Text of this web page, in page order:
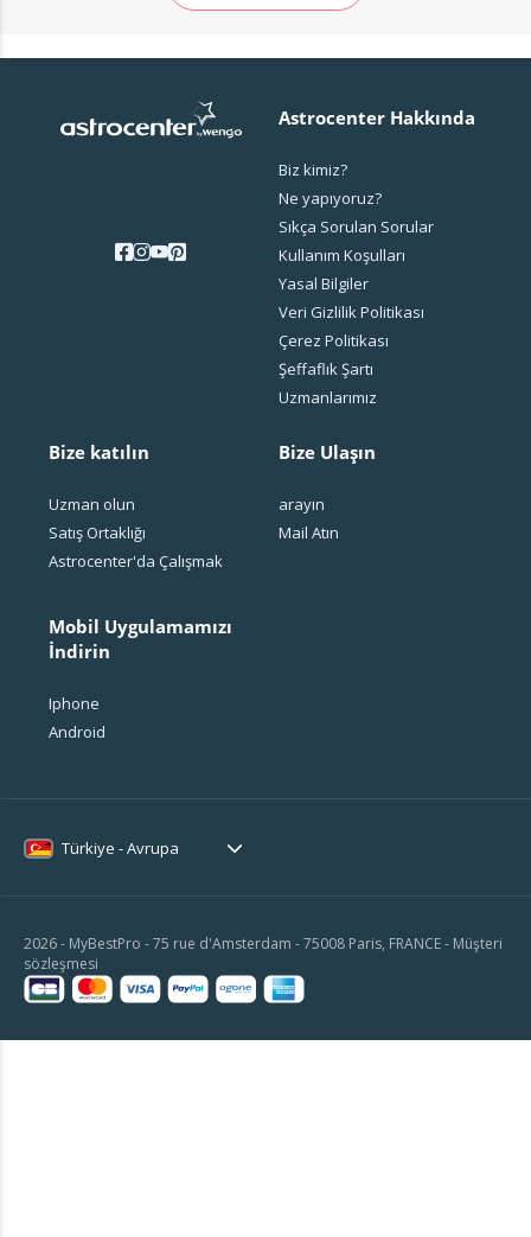
Astrocenter Hakkında
Biz kimiz?
Ne yapıyoruz?
Sıkça Sorulan Sorular
Kullanım Koşulları
Yasal Bilgiler
Veri Gizlilik Politikası
Çerez Politikası
Şeffaflık Şartı
Uzmanlarımız
Bize katılın
Uzman olun
Satış Ortaklığı
Astrocenter'da Çalışmak
Mobil Uygulamamızı
İndirin
Iphone
Android
Bize Ulaşın
arayın
Mail Atın
Türkiye - Avrupa
2026 - MyBestPro - 75 rue d'Amsterdam - 75008 Paris, FRANCE - Müşteri
sözleşmesi